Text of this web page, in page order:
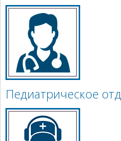
Педиатрическое